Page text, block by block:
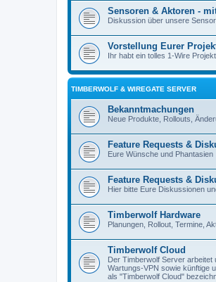
Sensoren & Aktoren -
Diskussion über unsere
Vorstellung Eurer
Ihr habt ein tolles 1-Wire
TIMBERWOLF & WIREGATE SERVER
Bekanntmachungen
Neue Produkte, Rollouts,
Feature Requests &
Eure Wünsche und Phantasien
Feature Requests &
Hier bitte Eure Diskussionen
Timberwolf Hardware
Planungen, Rollout, Termine,
Timberwolf Cloud
Der Timberwolf Server
Wartungs-VPN sowie künftige
als "Timberwolf Cloud"